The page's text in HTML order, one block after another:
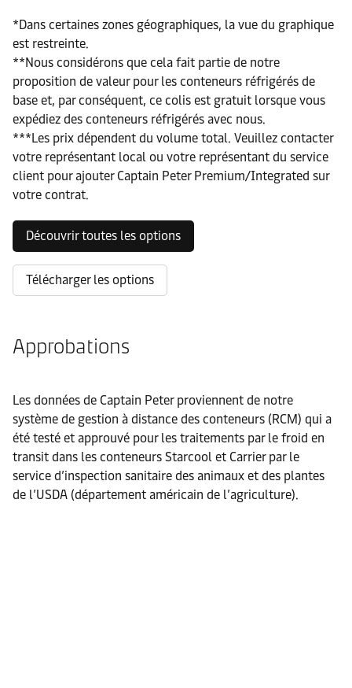
*Dans certaines zones géographiques, la vue du graphique
est restreinte.
**Nous considérons que cela fait partie de notre
proposition de valeur pour les conteneurs réfrigérés de
base et, par conséquent, ce colis est gratuit lorsque vous
expédiez des conteneurs réfrigérés avec nous.
***Les prix dépendent du volume total. Veuillez contacter
votre représentant local ou votre représentant du service
client pour ajouter Captain Peter Premium/Integrated sur
votre contrat.
Découvrir toutes les options
Télécharger les options
Approbations
Les données de Captain Peter proviennent de notre
système de gestion à distance des conteneurs (RCM) qui a
été testé et approuvé pour les traitements par le froid en
transit dans les conteneurs Starcool et Carrier par le
service d’inspection sanitaire des animaux et des plantes
de l’USDA (département américain de l’agriculture).